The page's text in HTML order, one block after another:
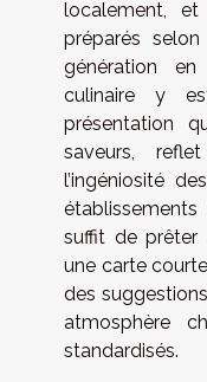
localement,
préparés
génération
culinaire y
présentation
saveurs,
l’ingéniosité
suffit de prêter
une carte
des
atmosphère
standardisés.